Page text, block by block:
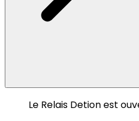
Le Relais Detion est